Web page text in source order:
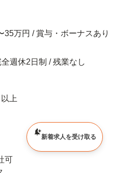
35万円 / 賞与・ボーナスあり
週休2日制 / 残業なし
上
可
新着求人を受け取る